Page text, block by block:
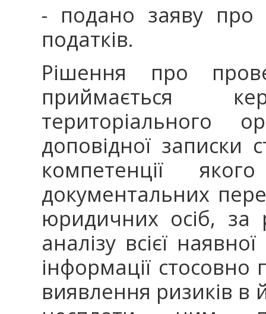
- подано заяву про
податків.
Рішення про
приймається
територіального
доповідної записки
компетенції
документальних
юридичних осіб, за
аналізу всієї
інформації стосовно
виявлення ризиків в